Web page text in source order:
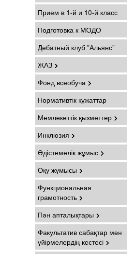
Прием в 1-й и 10-й класс
Подготовка к МОДО
Дебатный клуб "Альянс"
ЖАЗ
Фонд всеобуча
Нормативтік құжаттар
Мемлекеттік қызметтер
Инклюзия
Әдістемелік жұмыс
Оқу жұмысы
Функциональная
грамотность
Пән апталықтары
Факультатив сабақтар мен
үйірмелердің кестесі